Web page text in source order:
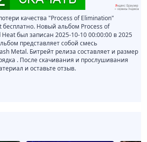
качества "Process of Elimination"
бесплатно. Новый альбом Process of
был записан 2025-10-10 00:00:00 в 2025
представляет собой смесь
Metal. Битрейт релиза составляет и размер
. После скачивания и прослушивания
и оставьте отзыв.